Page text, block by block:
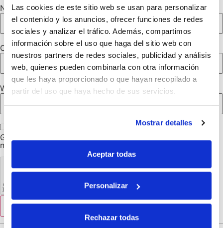
Las cookies de este sitio web se usan para personalizar
el contenido y los anuncios, ofrecer funciones de redes
sociales y analizar el tráfico. Además, compartimos
información sobre el uso que haga del sitio web con
nuestros partners de redes sociales, publicidad y análisis
web, quienes pueden combinarla con otra información
que les haya proporcionado o que hayan recopilado a
partir del uso que haya hecho de sus servicios.
Mostrar detalles
Aceptar todas
Personalizar
Rechazar todas
Nombre*
Correo electrónico *
Web
Guarda mi nombre, correo electrónico y web en este
navegador para la próxima vez que comente.